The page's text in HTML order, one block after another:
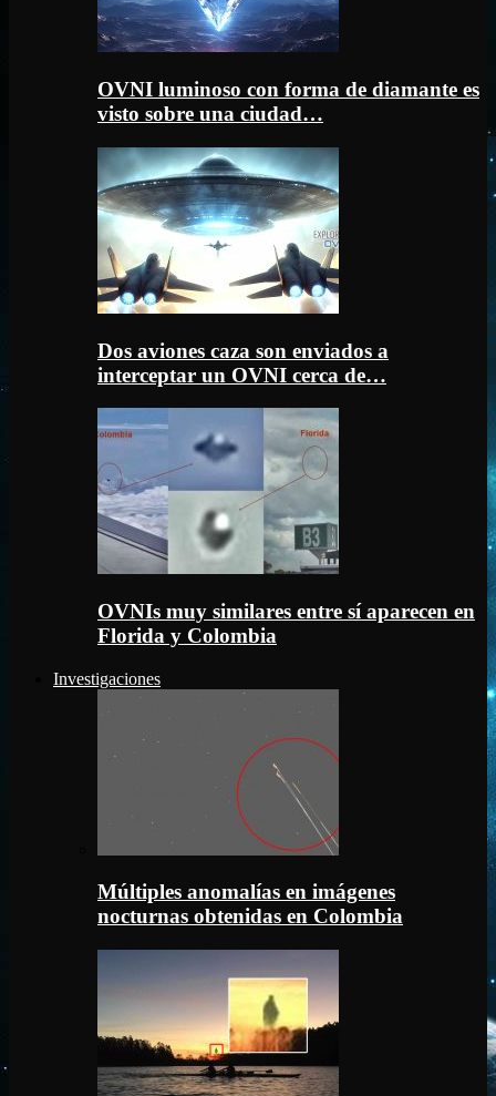
OVNI luminoso con forma de diamante es
visto sobre una ciudad…
Dos aviones caza son enviados a
interceptar un OVNI cerca de…
OVNIs muy similares entre sí aparecen en
Florida y Colombia
Investigaciones
Múltiples anomalías en imágenes
nocturnas obtenidas en Colombia